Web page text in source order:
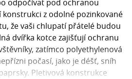
odpočívat pod ochranou
z odolné pozinkované
že vaši chlupatí přátelé budou
dvířka kotce zajišťují ochranu
zatímco polyethylenová
počasí, jako je déšť, sníh
Pletivová konstrukce